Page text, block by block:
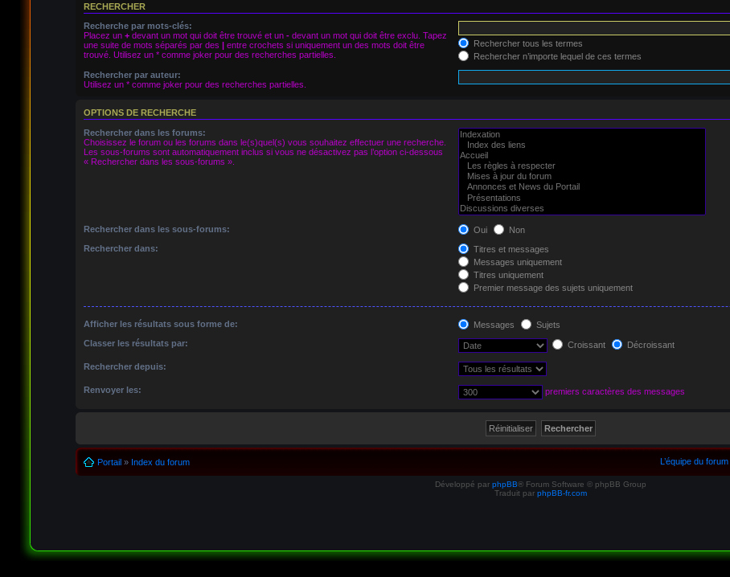
RECHERCHER
Recherche par mots-clés:
Placez un +devant un mot qui doit être trouvé et un -devant un mot qui doit être exclu. Tapez
une suite de mots séparés par des |entre crochets si uniquement un des mots doit être
trouvé. Utilisez un * comme joker pour des recherches partielles.
Rechercher tous les termes
Rechercher n’importe lequel de ces termes
Rechercher par auteur:
Utilisez un * comme joker pour des recherches partielles.
OPTIONS DE RECHERCHE
Rechercher dans les forums:
Choisissez le forum ou les forums dans le(s)quel(s) vous souhaitez effectuer une recherche.
Les sous-forums sont automatiquement inclus si vous ne désactivez pas l’option ci-dessous
« Rechercher dans les sous-forums ».
Rechercher dans les sous-forums: Oui
Non
Rechercher dans:
Titres et messages
Messages uniquement
Titres uniquement
Premier message des sujets uniquement
Afficher les résultats sous forme de: Messages
Sujets
Classer les résultats par:
Croissant Décroissant
Rechercher depuis:
Renvoyer les: premiers caractères des messages
Portail» Index du forum L’équipe du forum
Développé par phpBB® Forum Software © phpBB Group
Traduit par phpBB-fr.com